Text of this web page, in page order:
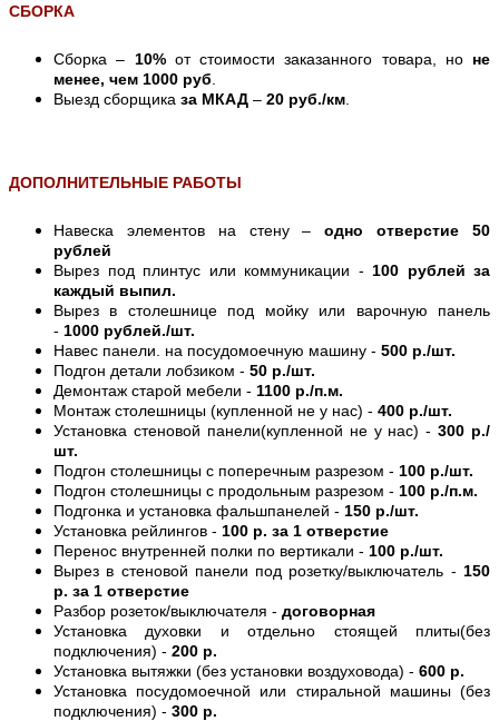
СБОРКА
Сборка – 10%от стоимости заказанного товара, но не
менее, чем 1000 руб
Выезд сборщика за МКАД – 20 руб./км
ДОПОЛНИТЕЛЬНЫЕ РАБОТЫ
Навеска элементов на стену –одно отверстие 50
рублей
Вырез под плинтус или коммуникации - 100 рублей за
каждый выпил.
Вырез в столешнице под мойку или варочную панель
- 1000 рублей./шт.
Навес панели. на посудомоечную машину - 500 р./шт.
Подгон детали лобзиком - 50 р./шт.
Демонтаж старой мебели - 1100 р./п.м.
Монтаж столешницы (купленной не у нас) - 400 р./шт.
Установка стеновой панели(купленной не у нас) -300 р./
шт.
Подгон столешницы с поперечным разрезом - 100 р./шт.
Подгон столешницы с продольным разрезом - 100 р./п.м.
Подгонка и установка фальшпанелей - 150 р./шт.
Установка рейлингов - 100 р. за 1 отверстие
Перенос внутренней полки по вертикали - 100 р./шт.
Вырез в стеновой панели под розетку/выключатель - 150
р. за 1 отверстие
Разбор розеток/выключателя - договорная
Установка духовки и отдельно стоящей плиты(без
подключения) - 200 р.
Установка вытяжки (без установки воздуховода) - 600 р.
Установка посудомоечной или стиральной машины (без
подключения) - 300 р.